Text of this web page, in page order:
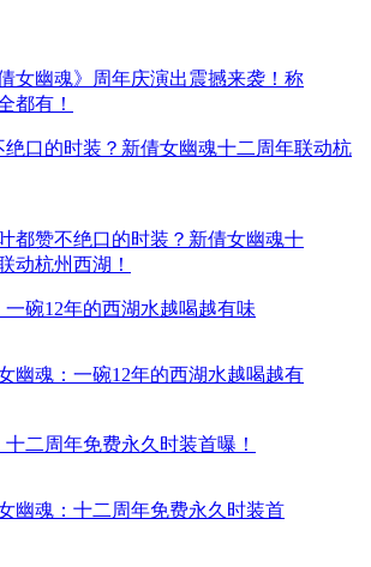
绝口的时装？新倩女幽魂十二周年联动杭
一碗12年的西湖水越喝越有味
二周年免费永久时装首曝！